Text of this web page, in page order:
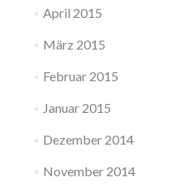
April 2015
März 2015
Februar 2015
Januar 2015
Dezember 2014
November 2014